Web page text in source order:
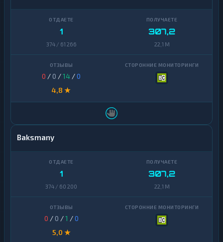
1
374 / 61 266
307,2
22,1 M
0 / 0 /14 /0
4,8 ★
Baksmany
1
374 / 60 200
307,2
22,1 M
0 / 0 /1 /0
5,0 ★